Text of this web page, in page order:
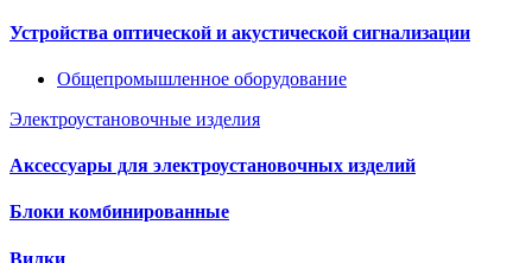
Устройства оптической и акустической сигнализации
Общепромышленное оборудование
Электроустановочные изделия
Аксессуары для электроустановочных изделий
Блоки комбинированные
Вилки